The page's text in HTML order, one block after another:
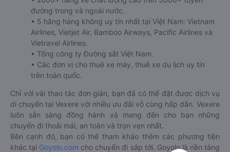
đường trong và ngoài nước.
• 5 hãng hàng không uy tín nhất tại Việt Nam: Vietnam
Airlines, Vietjet Air, Bamboo Airways, Pacific Airlines và
Vietravel Airlines.
• Tổng công ty Đường sắt Việt Nam.
• Các đơn vị cho thuê xe máy, thuê xe du lịch uy tín
trên toàn quốc.
Chỉ với vài thao tác đơn giản, bạn đã có thể đặt được dịch vụ
di chuyển tại Vexere với nhiều ưu đãi vô cùng hấp dẫn. Vexere
luôn sẵn sàng đồng hành và mang đến cho bạn những
chuyến đi thoải mái, an toàn và trọn vẹn nhất.
Bên cạnh đó, bạn có thể tham khảo thêm các phương tiện
khác tại Goyolo.com cho chuyến đi sắp tới. Goyolo là nền tảng